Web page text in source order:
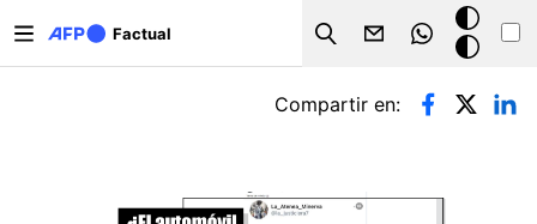
Factual
Search
Modo
oscuro
Solapas principales
Compartir en: